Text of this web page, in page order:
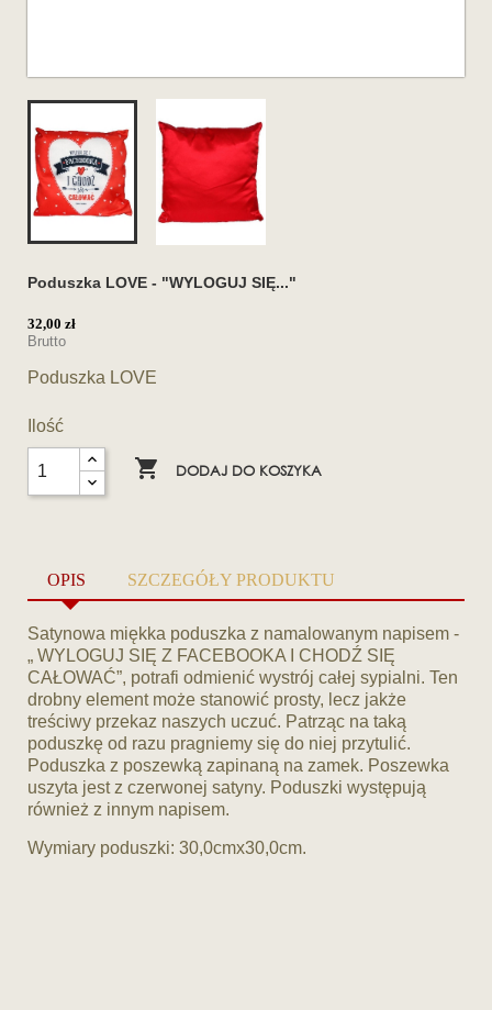
Poduszka LOVE - "WYLOGUJ SIĘ..."
32,00 zł
Brutto
Poduszka LOVE
Ilość
 DODAJ DO KOSZYKA
OPIS SZCZEGÓŁY PRODUKTU
Satynowa miękka poduszka z namalowanym napisem -
„ WYLOGUJ SIĘ Z FACEBOOKA I CHODŹ SIĘ
CAŁOWAĆ”, potrafi odmienić wystrój całej sypialni. Ten
drobny element może stanowić prosty, lecz jakże
treściwy przekaz naszych uczuć. Patrząc na taką
poduszkę od razu pragniemy się do niej przytulić.
Poduszka z poszewką zapinaną na zamek. Poszewka
uszyta jest z czerwonej satyny. Poduszki występują
również z innym napisem.
Wymiary poduszki: 30,0cmx30,0cm.